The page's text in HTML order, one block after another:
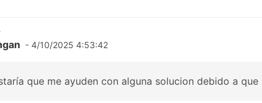
- 4/10/2025 4:53:42
que me ayuden con alguna solucion debido a